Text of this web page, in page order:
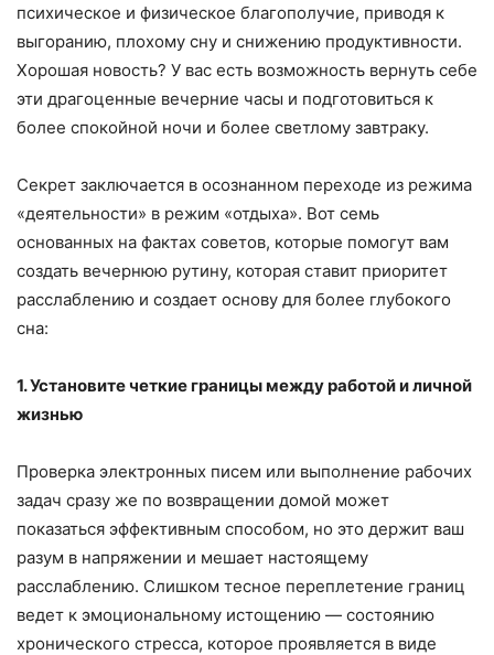
психическое и физическое благополучие, приводя к
выгоранию, плохому сну и снижению продуктивности.
Хорошая новость? У вас есть возможность вернуть себе
эти драгоценные вечерние часы и подготовиться к
более спокойной ночи и более светлому завтраку.
Секрет заключается в осознанном переходе из режима
«деятельности» в режим «отдыха». Вот семь
основанных на фактах советов, которые помогут вам
создать вечернюю рутину, которая ставит приоритет
расслаблению и создает основу для более глубокого
сна:
1. Установите четкие границы между работой и личной
жизнью
Проверка электронных писем или выполнение рабочих
задач сразу же по возвращении домой может
показаться эффективным способом, но это держит ваш
разум в напряжении и мешает настоящему
расслаблению. Слишком тесное переплетение границ
ведет к эмоциональному истощению — состоянию
хронического стресса, которое проявляется в виде